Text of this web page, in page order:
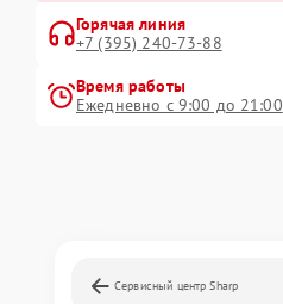
Горячая линия
+7 (395) 240-73-88
Время работы
Ежедневно с 9:00 до 21:00
Сервисный центр Sharp